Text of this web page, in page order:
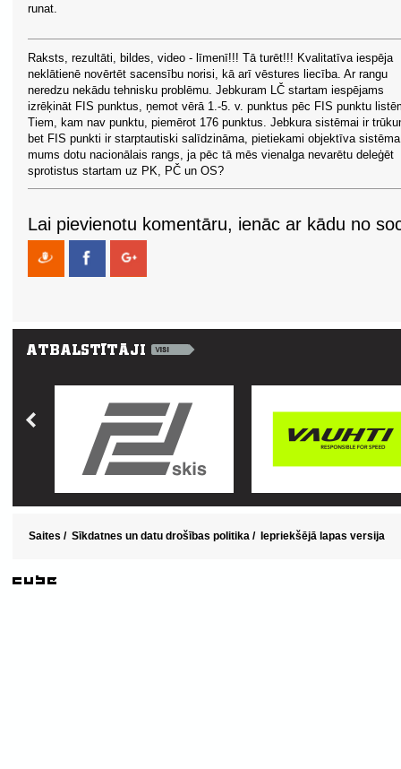
runat.
Raksts, rezultāti, bildes, video - līmenī!!! Tā turēt!!! Kvalitatīva iespēja
neklātienē novērtēt sacensību norisi, kā arī vēstures liecība. Ar rangu
neredzu nekādu tehnisku problēmu. Jebkuram LČ startam iespējams
izrēķināt FIS punktus, ņemot vērā 1.-5. v. punktus pēc FIS punktu
Tiem, kam nav punktu, piemērot 176 punktus. Jebkura sistēmai ir
bet FIS punkti ir starptautiski salīdzināma, pietiekami objektīva
mums dotu nacionālais rangs, ja pēc tā mēs vienalga nevarētu deleģēt
sprotistus startam uz PK, PČ un OS?
Lai pievienotu komentāru, ienāc ar kādu no
Saites / Sīkdatnes un datu drošības politika / Iepriekšējā lapas versija